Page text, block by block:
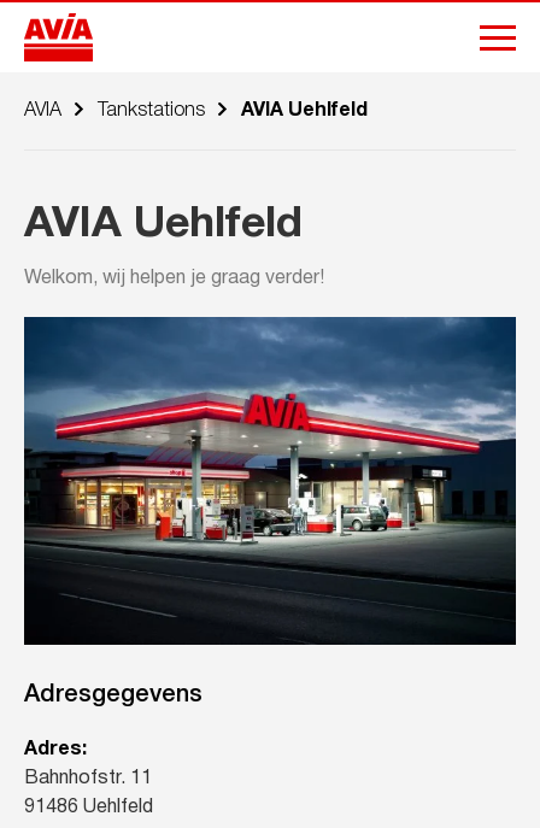
AVIA Tankstations AVIA Uehlfeld
AVIA Uehlfeld
Welkom, wij helpen je graag verder!
Adresgegevens
Adres:
Bahnhofstr. 11
91486 Uehlfeld